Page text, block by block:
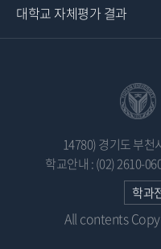
대학교 자체평가 결과
14780) 경기도 부천
학교안내 : (02) 2610-
학과
All contents